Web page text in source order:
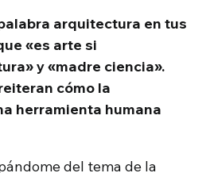
arquitectura en tus
«es arte si
y «madre ciencia».
cómo la
herramienta humana
del tema de la